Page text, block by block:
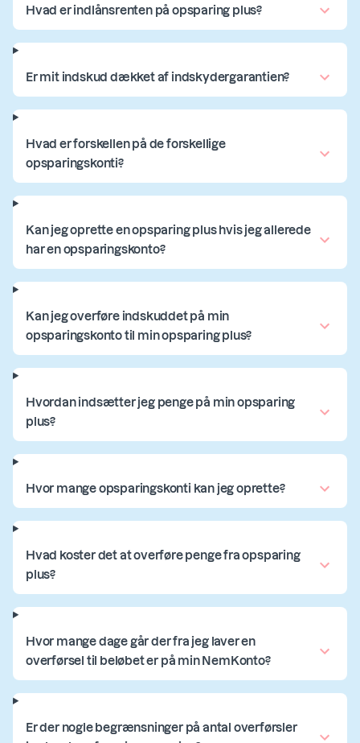
Hvad er indlånsrenten på opsparing plus?
Er mit indskud dækket af indskydergarantien?
Hvad er forskellen på de forskellige
opsparingskonti?
Kan jeg oprette en opsparing plus hvis jeg allerede
har en opsparingskonto?
Kan jeg overføre indskuddet på min
opsparingskonto til min opsparing plus?
Hvordan indsætter jeg penge på min opsparing
plus?
Hvor mange opsparingskonti kan jeg oprette?
Hvad koster det at overføre penge fra opsparing
plus?
Hvor mange dage går der fra jeg laver en
overførsel til beløbet er på min NemKonto?
Er der nogle begrænsninger på antal overførsler